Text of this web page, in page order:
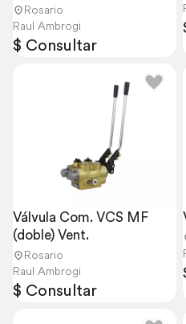
Rosario
Raul Ambrogi
$ Consultar
Válvula Com. VCS MF
(doble) Vent.
Rosario
Raul Ambrogi
$ Consultar